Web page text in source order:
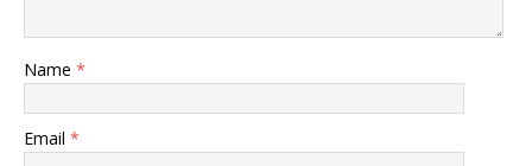
Name *
Email *